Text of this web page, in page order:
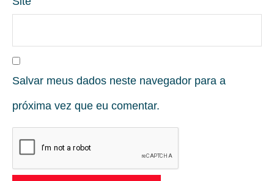
Salvar meus dados neste navegador para a
próxima vez que eu comentar.